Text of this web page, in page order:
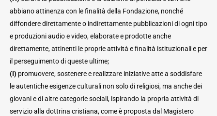
abbiano attinenza con le finalità della Fondazione, nonché
diffondere direttamente o indirettamente pubblicazioni di ogni tipo
e produzioni audio e video, elaborate e prodotte anche
direttamente, attinenti le proprie attività e finalità istituzionali e per
il perseguimento di queste ultime;
(I) promuovere, sostenere e realizzare iniziative atte a soddisfare
le autentiche esigenze culturali non solo di religiosi, ma anche dei
giovani e di altre categorie sociali, ispirando la propria attività di
servizio alla dottrina cristiana, come è proposta dal Magistero